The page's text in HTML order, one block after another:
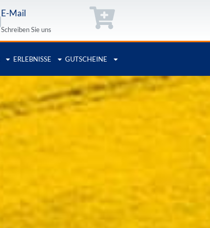
E-Mail
Schreiben Sie uns
ERLEBNISSE GUTSCHEINE